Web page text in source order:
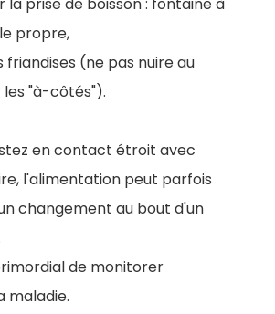
propre,
(ne pas nuire au
"à-côtés").
en contact étroit avec
l'alimentation peut parfois
changement au bout d'un
de monitorer
maladie.